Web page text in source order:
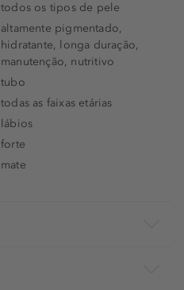
todos os tipos de pele
altamente pigmentado,
hidratante, longa duração,
manutenção, nutritivo
tubo
todas as faixas etárias
lábios
forte
mate